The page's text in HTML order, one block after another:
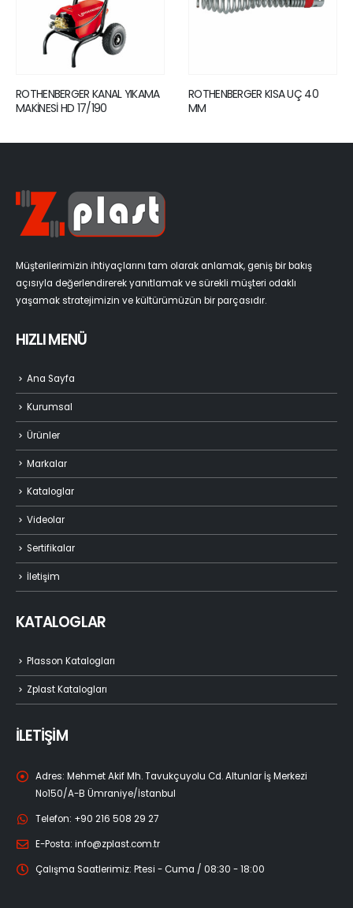
ROTHENBERGER KISA UÇ 40
MM
ROBEND 4000- 1/2-5/8-3/4-
7/8-11/8-13/8
Müşterilerimizin ihtiyaçlarını tam olarak anlamak, geniş bir bakış
açısıyla değerlendirerek yanıtlamak ve sürekli müşteri odaklı
yaşamak stratejimizin ve kültürümüzün bir parçasıdır.
HIZLI MENÜ
Ana Sayfa
Kurumsal
Ürünler
Markalar
Kataloglar
Videolar
Sertifikalar
İletişim
KATALOGLAR
Plasson Katalogları
Zplast Katalogları
İLETİŞİM
Adres: Mehmet Akif Mh. Tavukçuyolu Cd. Altunlar İş Merkezi
No150/A-B Ümraniye/İstanbul
Telefon: +90 216 508 29 27
E-Posta: info@zplast.com.tr
Çalışma Saatlerimiz: Ptesi - Cuma / 08:30 - 18:00